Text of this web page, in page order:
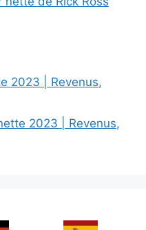
2023 | Revenus,
2023 | Revenus,